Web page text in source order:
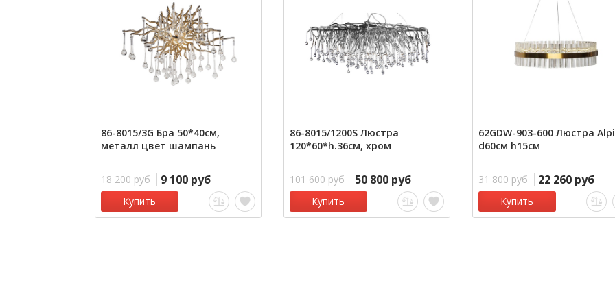
86-8015/3G Бра 50*40см,
металл цвет шампань
18 200 руб 9 100 руб
Купить
86-8015/1200S Люстра
120*60*h.36см, хром
101 600 руб 50 800 руб
Купить
62GDW-903-600 Люстра
d60см h15см
31 800 руб 22 260 руб
Купить